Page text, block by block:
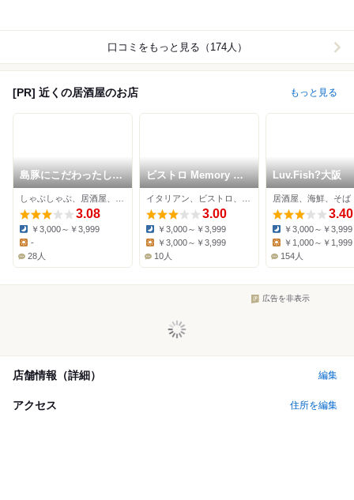
口コミをもっと見る（174人）
[PR] 近くの居酒屋のお店 もっと見る
島豚にこだわったしゃ
ぶしゃぶ屋さん一豚
堂山店
3.08
Dinner:
￥3,000～￥3,999
Lunch:
-
28人
ビストロ Memory 梅
田本店
3.00
Dinner:
￥3,000～￥3,999
Lunch:
￥3,000～￥3,999
10人
Luv.Fish?大阪
居酒屋、海鮮、そば
3.40
Dinner:
￥3,000～￥3,999
￥1,000～￥1,999
154人
広告を非表示
店舗情報（詳細） 編集
アクセス 住所を編集